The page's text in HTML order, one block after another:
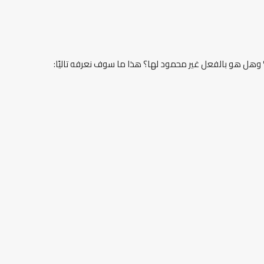
وهل هو بالفعل غير محمود لها؟ هذا ما سوف نعرفه تاليًا: